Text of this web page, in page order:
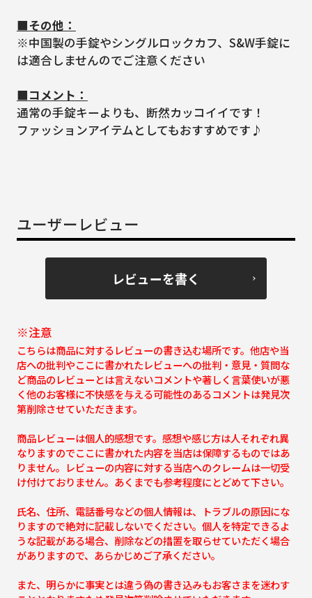
■その他：
※中国製の手錠やシングルロックカフ、S&W手錠に
は適合しませんのでご注意ください
■コメント：
通常の手錠キーよりも、断然カッコイイです！
ファッションアイテムとしてもおすすめです♪
ユーザーレビュー
レビューを書く
※注意
こちらは商品に対するレビューの書き込む場所です。他店や当
店への批判やここに書かれたレビューへの批判・意見・質問な
ど商品のレビューとは言えないコメントや著しく言葉使いが悪
く他のお客様に不快感を与える可能性のあるコメントは発見次
第削除させていただきます。
商品レビューは個人的感想です。感想や感じ方は人それぞれ異
なりますのでここに書かれた内容を当店は保障するものではあ
りません。レビューの内容に対する当店へのクレームは一切受
け付けておりません。あくまでも参考程度にとどめて下さい。
氏名、住所、電話番号などの個人情報は、トラブルの原因にな
りますので絶対に記載しないでください。個人を特定できるよ
うな記載がある場合、削除などの措置を取らせていただく場合
がありますので、あらかじめご了承ください。
また、明らかに事実とは違う偽の書き込みもお客さまを迷わす